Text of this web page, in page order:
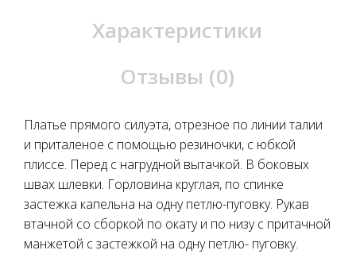
Характеристики
Отзывы (0)
Платье прямого силуэта, отрезное по линии талии
и приталеное с помощью резиночки, с юбкой
плиссе. Перед с нагрудной вытачкой. В боковых
швах шлевки. Горловина круглая, по спинке
застежка капельна на одну петлю-пуговку. Рукав
втачной со сборкой по окату и по низу с притачной
манжетой с застежкой на одну петлю- пуговку.